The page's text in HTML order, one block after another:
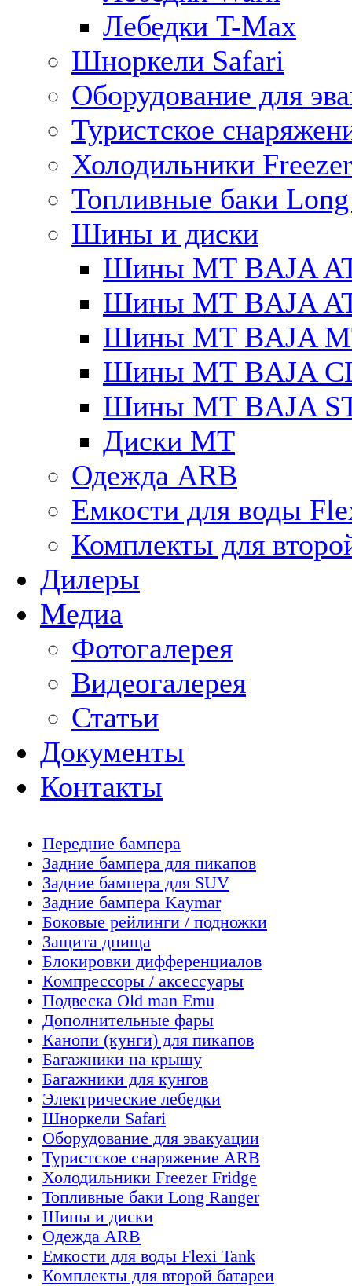
Лебедки T-Max
Шноркели Safari
Оборудование для
Туристское
Холодильники
Топливные баки
Шины и диски
Шины MT BAJA
Шины MT BAJA
Шины MT BAJA
Шины MT BAJA
Шины MT BAJA
Диски MT
Одежда ARB
Емкости для воды
Комплекты для
Дилеры
Медиа
Фотогалерея
Видеогалерея
Статьи
Документы
Контакты
Передние бампера
Задние бампера для пикапов
Задние бампера для SUV
Задние бампера Kaymar
Боковые рейлинги / подножки
Защита днища
Блокировки дифференциалов
Компрессоры / аксессуары
Подвеска Old man Emu
Дополнительные фары
Канопи (кунги) для пикапов
Багажники на крышу
Багажники для кунгов
Электрические лебедки
Шноркели Safari
Оборудование для эвакуации
Туристское снаряжение ARB
Холодильники Freezer Fridge
Топливные баки Long Ranger
Шины и диски
Одежда ARB
Емкости для воды Flexi Tank
Комплекты для второй батареи